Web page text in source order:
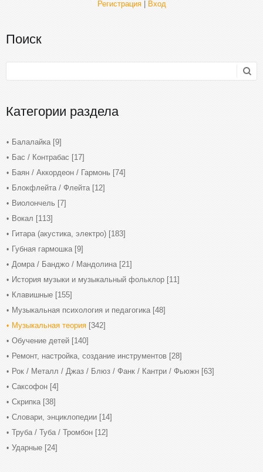
Регистрация| Вход
Поиск
Категории раздела
Балалайка [9]
Бас / Контрабас [17]
Баян / Аккордеон / Гармонь [74]
Блокфлейта / Флейта [12]
Виолончель [7]
Вокал [113]
Гитара (акустика, электро) [183]
Губная гармошка [9]
Домра / Банджо / Мандолина [21]
История музыки и музыкальный фольклор [11]
Клавишные [155]
Музыкальная психология и педагогика [48]
Музыкальная теория [342]
Обучение детей [140]
Ремонт, настройка, создание инструментов [28]
Рок / Металл / Джаз / Блюз / Фанк / Кантри / Фьюжн [63]
Саксофон [4]
Скрипка [38]
Словари, энциклопедии [14]
Труба / Туба / Тромбон [12]
Ударные [24]